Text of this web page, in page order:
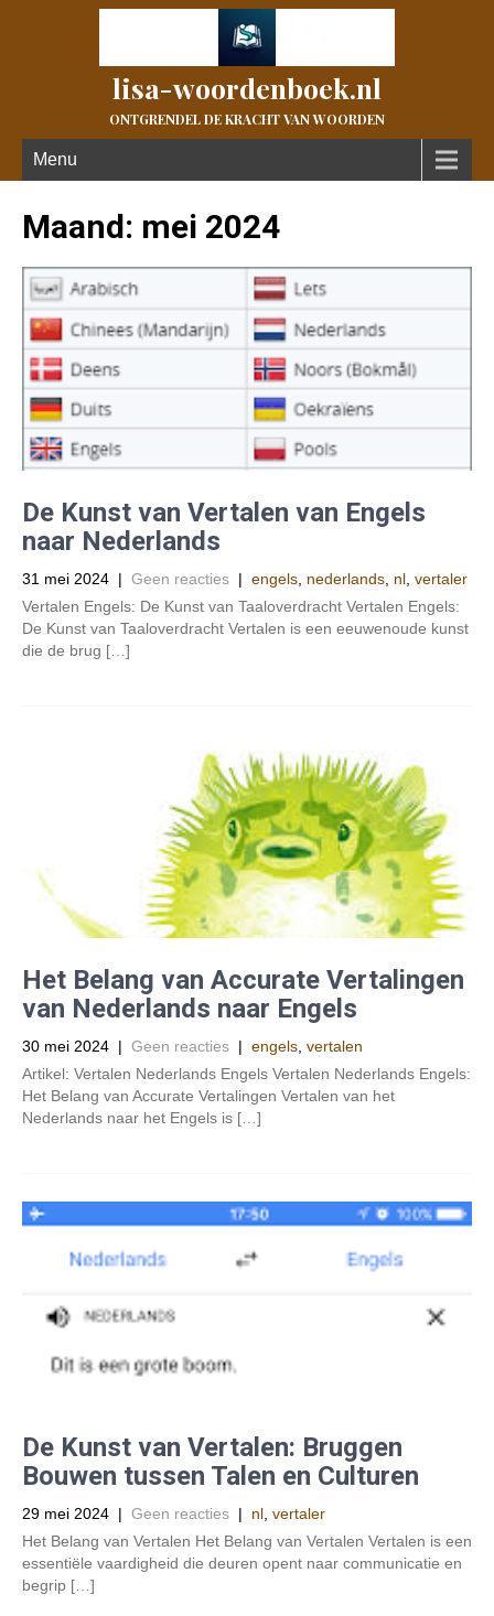
lisa-woordenboek.nl
ONTGRENDEL DE KRACHT VAN WOORDEN
Menu
Maand: mei 2024
De Kunst van Vertalen van Engels
naar Nederlands
31 mei 2024 | Geen reacties | engels nederlands nl vertaler
Vertalen Engels: De Kunst van Taaloverdracht Vertalen Engels:
De Kunst van Taaloverdracht Vertalen is een eeuwenoude kunst
die de brug […]
Het Belang van Accurate Vertalingen
van Nederlands naar Engels
30 mei 2024 | Geen reacties | engels vertalen
Artikel: Vertalen Nederlands Engels Vertalen Nederlands Engels:
Het Belang van Accurate Vertalingen Vertalen van het
Nederlands naar het Engels is […]
De Kunst van Vertalen: Bruggen
Bouwen tussen Talen en Culturen
29 mei 2024 | Geen reacties | nl vertaler
Het Belang van Vertalen Het Belang van Vertalen Vertalen is een
essentiële vaardigheid die deuren opent naar communicatie en
begrip […]